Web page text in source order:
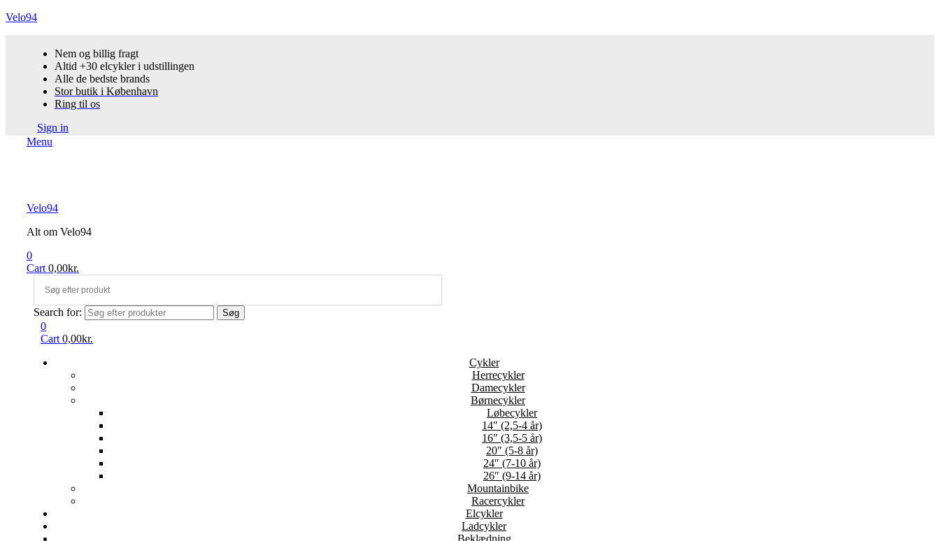
Velo94
Nem og billig fragt
Altid +30 elcykler i udstillingen
Alle de bedste brands
Stor butik i København
Ring til os
Sign in
Menu
Velo94
Alt om Velo94
0
Cart 0,00kr.
Search for: Søg
0
Cart 0,00kr.
Cykler
Herrecykler
Damecykler
Børnecykler
Løbecykler
14″ (2,5-4 år)
16″ (3,5-5 år)
20″ (5-8 år)
24″ (7-10 år)
26″ (9-14 år)
Mountainbike
Racercykler
Elcykler
Ladcykler
Beklædning